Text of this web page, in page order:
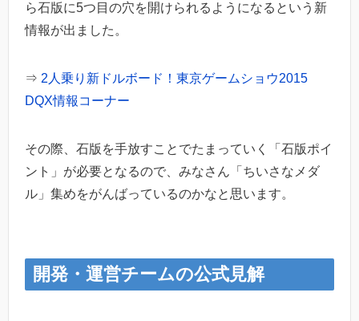
ら石版に5つ目の穴を開けられるようになるという新
情報が出ました。
⇒ 2人乗り新ドルボード！東京ゲームショウ2015
DQX情報コーナー
その際、石版を手放すことでたまっていく「石版ポイ
ント」が必要となるので、みなさん「ちいさなメダ
ル」集めをがんばっているのかなと思います。
開発・運営チームの公式見解